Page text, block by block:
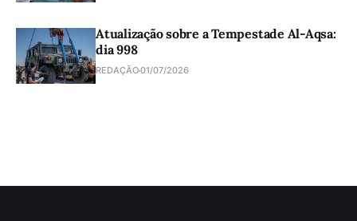
Atualização sobre a Tempestade Al-Aqsa:
dia 998
REDAÇÃO01/07/2026